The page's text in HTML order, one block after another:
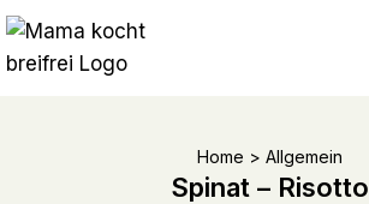
Zum
Home > Allgemein
Spinat – Risotto